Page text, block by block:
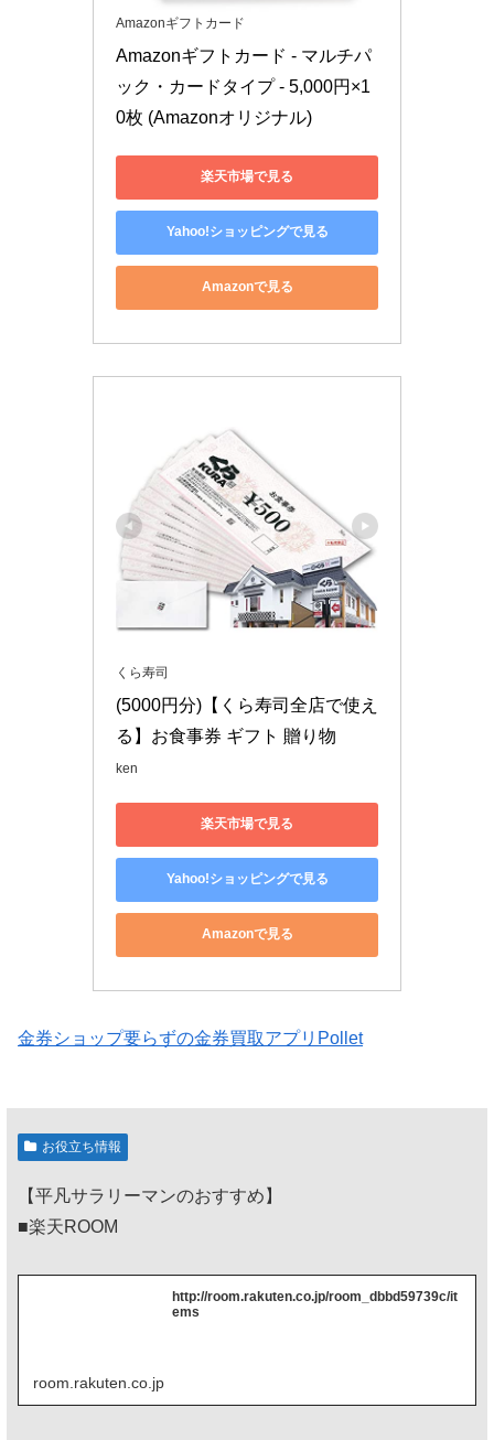
Amazonギフトカード
Amazonギフトカード - マルチパ
ック・カードタイプ - 5,000円×1
0枚 (Amazonオリジナル)
楽天市場で見る
Yahoo!ショッピングで見る
Amazonで見る
くら寿司
(5000円分)【くら寿司全店で使え
る】お食事券 ギフト 贈り物
ken
楽天市場で見る
Yahoo!ショッピングで見る
Amazonで見る
金券ショップ要らずの金券買取アプリPollet
お役立ち情報
【平凡サラリーマンのおすすめ】
■楽天ROOM
http://room.rakuten.co.jp/room_dbbd59739c/it
ems
room.rakuten.co.jp